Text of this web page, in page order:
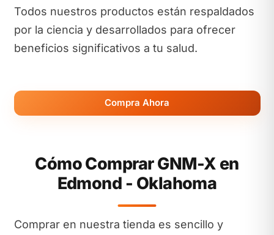
Todos nuestros productos están respaldados
por la ciencia y desarrollados para ofrecer
beneficios significativos a tu salud.
Compra Ahora
Cómo Comprar GNM-X en
Edmond - Oklahoma
Comprar en nuestra tienda es sencillo y